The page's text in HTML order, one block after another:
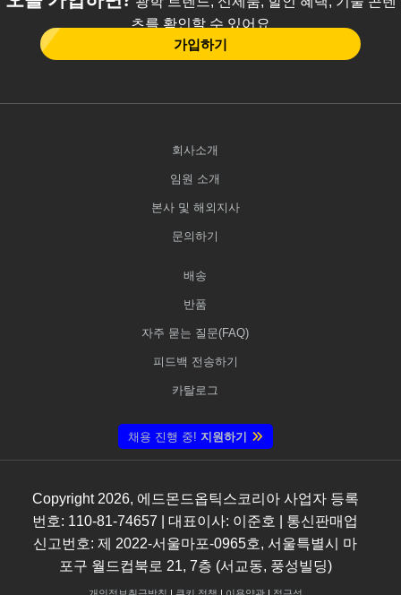
츠를 확인할 수 있어요
가입하기
회사소개
임원 소개
본사 및 해외지사
문의하기
배송
반품
자주 묻는 질문(FAQ)
피드백 전송하기
카탈로그
채용 진행 중! 지원하기
Copyright 2026, 에드몬드옵틱스코리아 사업자 등록
번호: 110-81-74657 | 대표이사: 이준호 | 통신판매업
신고번호: 제 2022-서울마포-0965호, 서울특별시 마
포구 월드컵북로 21, 7층 (서교동, 풍성빌딩)